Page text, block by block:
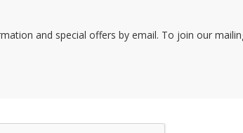
and special offers by email. To join our